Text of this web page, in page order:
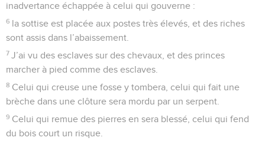
inadvertance échappée à celui qui gouverne :
6 la sottise est placée aux postes très élevés, et des riches
sont assis dans l’abaissement.
7 J’ai vu des esclaves sur des chevaux, et des princes
marcher à pied comme des esclaves.
8 Celui qui creuse une fosse y tombera, celui qui fait une
brèche dans une clôture sera mordu par un serpent.
9 Celui qui remue des pierres en sera blessé, celui qui fend
du bois court un risque.